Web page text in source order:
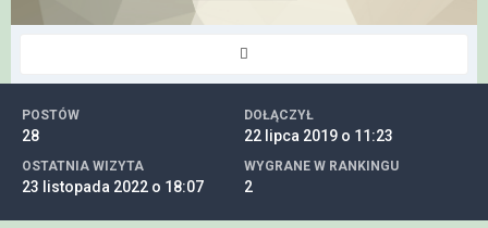
POSTÓW
28
DOŁĄCZYŁ
22 lipca 2019 o 11:23
OSTATNIA WIZYTA
23 listopada 2022 o 18:07
WYGRANE W RANKINGU
2